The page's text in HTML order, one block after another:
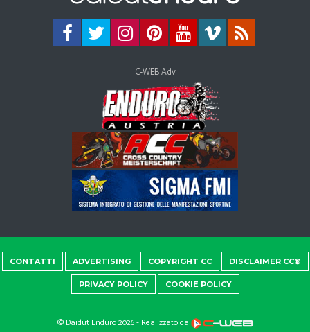
C-WEB Adv
CONTATTI ADVERTISING COPYRIGHT CC DISCLAIMER CC®
PRIVACY POLICY COOKIE POLICY
© Daidut Enduro 2026 - Realizzato da